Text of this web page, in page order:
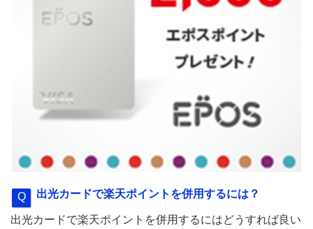
出光カードで楽天ポイントを併用するには？
出光カードで楽天ポイントを併用するにはどうすれば良い